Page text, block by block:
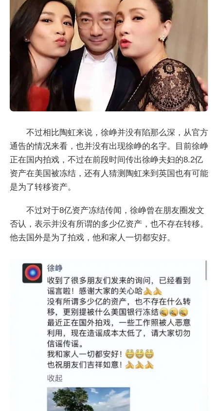
不过相比陶虹来说，徐峥并没有陷那么深，从官方
通告的情况来看，也并没有出现徐峥的名字。目前徐峥
正在国内拍戏，不过在前段时间传出徐峥夫妇的8.2亿
资产在美国被冻结，还有人猜测陶虹来到英国也有可能
是为了转移资产。
不过对于8亿资产冻结传闻，徐峥曾在朋友圈发文
否认，表示并没有所谓的多少亿资产，也不存在转移。
他去国外是为了拍戏，他和家人一切都安好。